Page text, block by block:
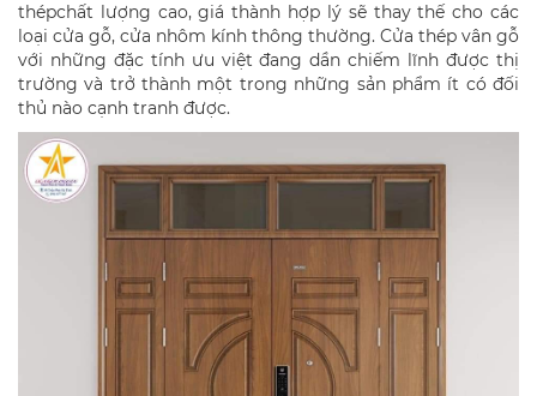
thépchất lượng cao, giá thành hợp lý sẽ thay thế cho các
loại cửa gỗ, cửa nhôm kính thông thường. Cửa thép vân gỗ
với những đặc tính ưu việt đang dần chiếm lĩnh được thị
trường và trở thành một trong những sản phẩm ít có đối
thủ nào cạnh tranh được.